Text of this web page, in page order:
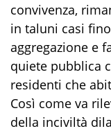
convivenza,
in taluni casi
aggregazione e
quiete pubblica
residenti che
Così come va
della inciviltà